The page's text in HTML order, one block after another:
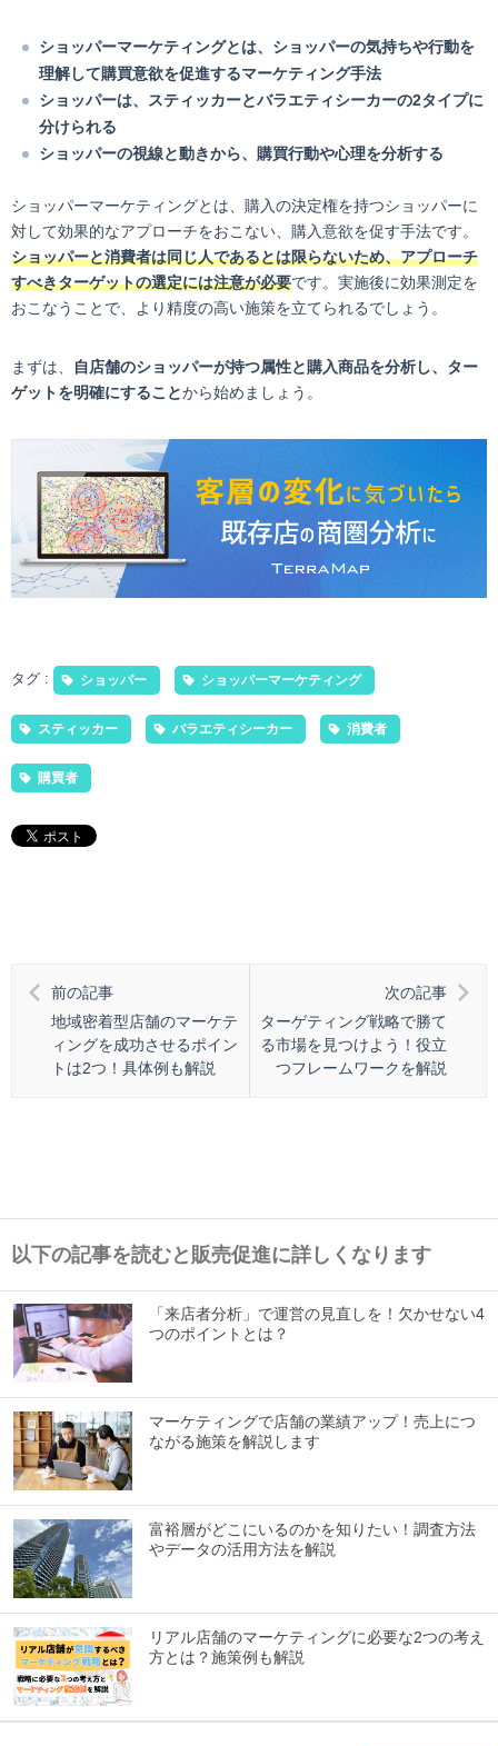
ショッパーマーケティングとは、ショッパーの気持ちや行動を
理解して購買意欲を促進するマーケティング手法
ショッパーは、スティッカーとバラエティシーカーの2タイプに
分けられる
ショッパーの視線と動きから、購買行動や心理を分析する
ショッパーマーケティングとは、購入の決定権を持つショッパーに
対して効果的なアプローチをおこない、購入意欲を促す手法です。
ショッパーと消費者は同じ人であるとは限らないため、アプローチ
すべきターゲットの選定には注意が必要です。実施後に効果測定を
おこなうことで、より精度の高い施策を立てられるでしょう。
まずは、
自店舗のショッパーが持つ属性と購入商品を分析し、ター
ゲットを明確にすることから始めましょう。
タグ : ショッパー ショッパーマーケティング
スティッカー バラエティシーカー 消費者
購買者
前の記事
地域密着型店舗のマーケテ
ィングを成功させるポイン
トは2つ！具体例も解説
次の記事
ターゲティング戦略で勝て
る市場を見つけよう！役立
つフレームワークを解説
以下の記事を読むと販売促進に詳しくなります
「来店者分析」で運営の見直しを！欠かせない4
つのポイントとは？
マーケティングで店舗の業績アップ！売上につ
ながる施策を解説します
富裕層がどこにいるのかを知りたい！調査方法
やデータの活用方法を解説
リアル店舗のマーケティングに必要な2つの考え
方とは？施策例も解説